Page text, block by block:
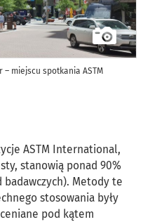
miejscu spotkania ASTM
ASTM International,
stanowią ponad 90%
Metody te
stosowania były
pod kątem